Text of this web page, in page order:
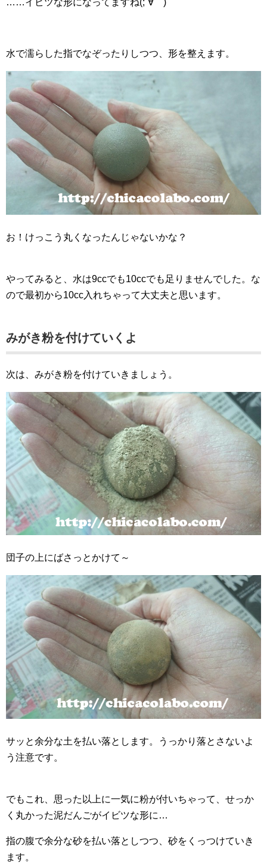
……イビツな形になってますね(;´∀｀)
水で濡らした指でなぞったりしつつ、形を整えます。
お！けっこう丸くなったんじゃないかな？
やってみると、水は9ccでも10ccでも足りませんでした。な
ので最初から10cc入れちゃって大丈夫と思います。
みがき粉を付けていくよ
次は、みがき粉を付けていきましょう。
団子の上にばさっとかけて～
サッと余分な土を払い落とします。うっかり落とさないよ
う注意です。
でもこれ、思った以上に一気に粉が付いちゃって、せっか
く丸かった泥だんごがイビツな形に…
指の腹で余分な砂を払い落としつつ、砂をくっつけていき
ます。